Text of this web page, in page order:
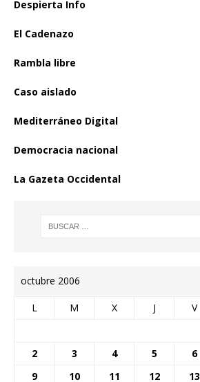
Despierta Info
El Cadenazo
Rambla libre
Caso aislado
Mediterráneo Digital
Democracia nacional
La Gazeta Occidental
octubre 2006
L M X J V
2
3 4 5 6
9
10 11 12 13